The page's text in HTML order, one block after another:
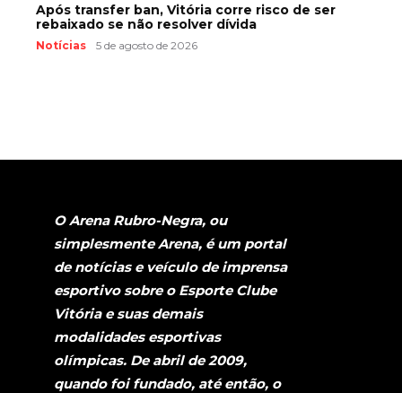
Após transfer ban, Vitória corre risco de ser
rebaixado se não resolver dívida
Notícias 5 de agosto de 2026
O Arena Rubro-Negra, ou
simplesmente Arena, é um portal
de notícias e veículo de imprensa
esportivo sobre o Esporte Clube
Vitória e suas demais
modalidades esportivas
olímpicas. De abril de 2009,
quando foi fundado, até então, o